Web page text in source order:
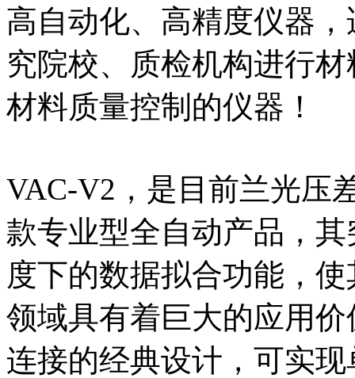
高自动化、高精度仪器
究院校、质检机构进行
材料质量控制的仪器！
VAC-V2，是目前兰光压
款专业型全自动产品，
度下的数据拟合功能，
领域具有着巨大的应用
连接的经典设计，可实